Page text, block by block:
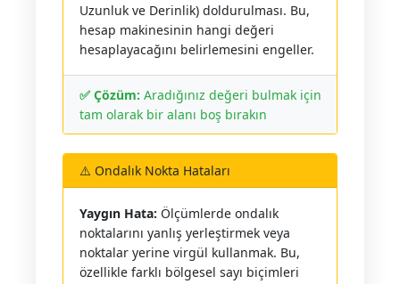
Uzunluk ve Derinlik) doldurulması. Bu,
hesap makinesinin hangi değeri
hesaplayacağını belirlemesini engeller.
✅ Çözüm: Aradığınız değeri bulmak için
tam olarak bir alanı boş bırakın
⚠️ Ondalık Nokta Hataları
Yaygın Hata: Ölçümlerde ondalık
noktalarını yanlış yerleştirmek veya
noktalar yerine virgül kullanmak. Bu,
özellikle farklı bölgesel sayı biçimleri